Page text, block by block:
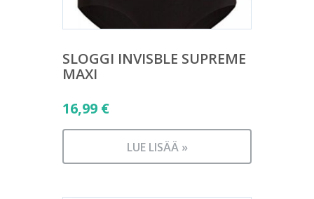
SLOGGI INVISBLE SUPREME
MAXI
16,99 €
LUE LISÄÄ »